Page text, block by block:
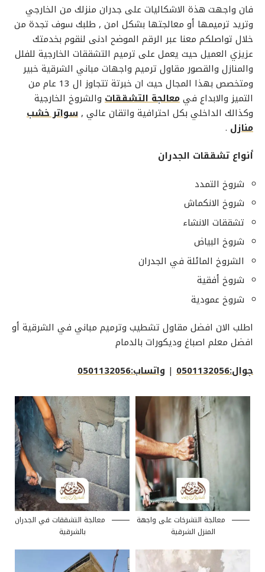
فان واجهت هذة الاشكاليات على جدران منزلك من الخارجي
وتريد ترميمها أو معالجتها بشكل امن , طلبك سوف تجدة من
خلال تواصلكم معنا عبر الرقم الموضح ادنى لنقوم بخدمتك
عزيزي العميل حيث يعمل على ترميم التشققات الخارجية للفلل
والمنازل والقصور مقاول ترميم واجهات مباني الشرقية خبير
ومتخصص بهذا المجال حيث ان خبرتة تتجاوز ال 13 عام من
التميز والابداع فيمعالجة التشققات والشروخ الخارجية
وكذالك الداخلي بكل احترافية واتقان عالي ,سواتر خشب
منازل .
أنواع تشققات الجدران
شروخ التمدد
شروخ الانكماش
تشققات الانشاء
شروخ البياض
الشروخ المائلة في الجدران
شروخ أفقية
شروخ عمودية
اطلب الان افضل مقاول تشطيب وترميم مباني في الشرقية أو
افضل معلم اصباغ وديكورات بالدمام
جوال:0501132056
| واتساب:0501132056
معالجة التشرخات على واجهة
المنزل الشرقية
معالجة التشققات في الجدران
بالشرقية